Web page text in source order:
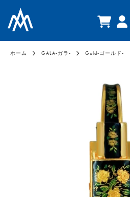
ホーム GALA-ガラ- Gold-ゴールド-